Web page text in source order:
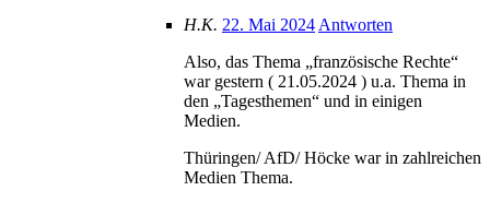
H.K. 22. Mai 2024 Antworten
Also, das Thema „französische Rechte“
war gestern ( 21.05.2024 ) u.a. Thema in
den „Tagesthemen“ und in einigen
Medien.
Thüringen/ AfD/ Höcke war in zahlreichen
Medien Thema.